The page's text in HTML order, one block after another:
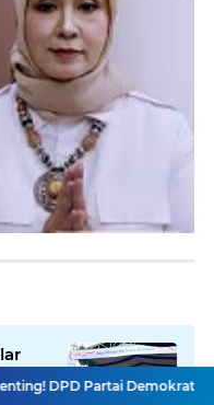
Demokrat Provinsi Jawa